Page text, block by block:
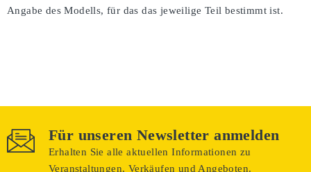
Angabe des Modells, für das das jeweilige Teil bestimmt ist.
Für unseren Newsletter anmelden
Erhalten Sie alle aktuellen Informationen zu
Veranstaltungen, Verkäufen und Angeboten.